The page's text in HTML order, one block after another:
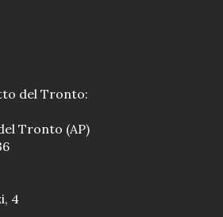
del Tronto:
Tronto (AP)
4